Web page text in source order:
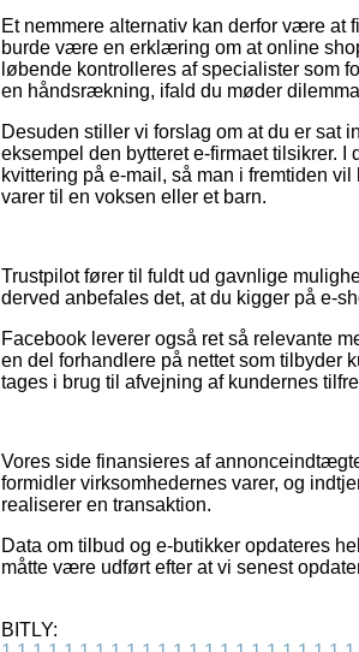
Et nemmere alternativ kan derfor være at
burde være en erklæring om at online
løbende kontrolleres af specialister som
en håndsrækning, ifald du møder
Desuden stiller vi forslag om at du er sat
eksempel den bytteret e-firmaet tilsikrer.
kvittering på e-mail, så man i fremtiden
varer til en voksen eller et barn.
Trustpilot fører til fuldt ud gavnlige
derved anbefales det, at du kigger på e-
Facebook leverer også ret så relevante
en del forhandlere på nettet som tilbyder
tages i brug til afvejning af kundernes
Vores side finansieres af
formidler virksomhedernes varer, og
realiserer en transaktion.
Data om tilbud og e-butikker opdateres
måtte være udført efter at vi senest
BITLY: